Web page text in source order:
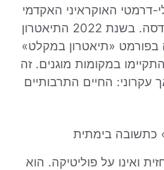
דרמטי האוקראיני האקדמי
ע”ש ו. וסילקו באודסה. בשנת 2022 התיאטרון
«תיאטרון במקלט»
במקומות מוגנים. זה
עקרוני: החיים התרבותיים
כתשובה בימתית
ואינו על פוליטיקה. הוא